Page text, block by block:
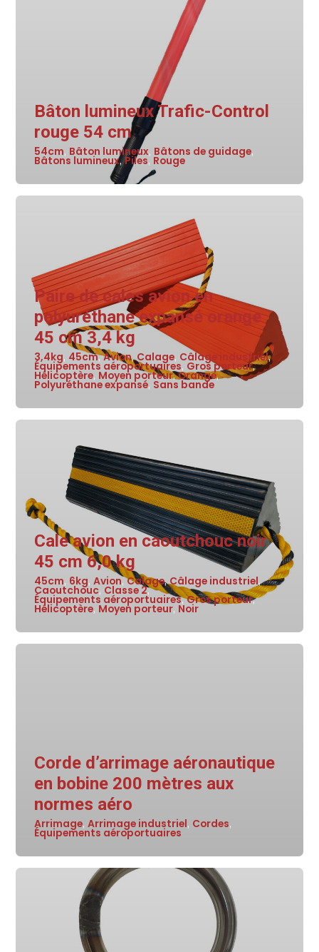
Bâton lumineux Trafic-Control
rouge 54 cm
54cm, Bâton lumineux, Bâtons de guidage,
Bâtons lumineux,Piles, Rouge
Paire de cales avion en
polyuréthane expansé orange
45 cm 3,4 kg
3,4kg, 45cm,Avion, Calage, Câlage industriel,
Équipements aéroportuaires, Gros porteur,
Hélicoptère, Moyen porteur,Orange,
Polyuréthane expansé, Sans bande
Cale avion en caoutchouc noir
45 cm 6,0 kg
45cm, 6kg, Avion,Calage, Câlage industriel,
Caoutchouc, Classe 2,
Équipements aéroportuaires,Gros porteur,
Hélicoptère, Moyen porteur, Noir
Corde d’arrimage aéronautique
en bobine 200 mètres aux
normes aéro
Arrimage, Arrimage industriel, Cordes,
Équipements aéroportuaires